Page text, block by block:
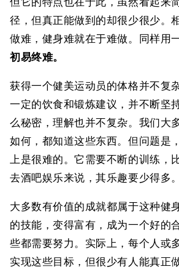
径，但真正能做到的却很少很少。
做难，健身难就在于难做。同样用
初易终难。
获得一个健美运动员的体格并不复
一定的饮食和锻炼建议，并不断坚
么秘密，理解也并不复杂。我们大
如何，都知道这些东西。但问题是
上是很难的。它需要不断的训练，
去酒吧娱乐来说，其乐趣要少得多。
大多数有价值的成就都属于这种健
的技能，变得富有，成为一个好的
些都需要努力。实际上，每个人或
实现这些目标，但很少有人能真正